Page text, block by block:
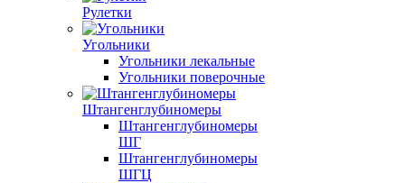
Рулетки
Угольники
Угольники лекальные
Угольники поверочные
Штангенглубиномеры
Штангенглубиномеры
ШГ
Штангенглубиномеры
ШГЦ